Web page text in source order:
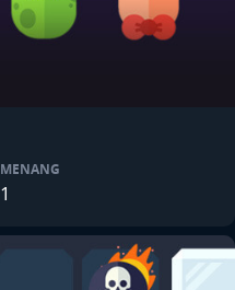
MENANG
1